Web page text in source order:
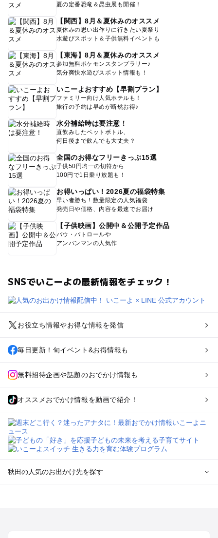
夏の定番恐竜＆昆虫展も開催！
【関西】8月＆夏休みのオススメ
夏休みの思い出作りに行きたい夏祭り
水遊びスポット＆子供無料イベントも
【東海】8月＆夏休みのオススメ
参加無料ポケモンスタンプラリー♪
気分爽快水遊びスポット情報も！
いこーよおすすめ【早割プラン】
ファミリー向け人気ホテルも！
旅行の予約は早めが断然お得♪
水分補給時は要注意！
直飲みしたペットボトル、
何日後まで飲んでも大丈夫？
全国のお得なフリーきっぷ15選
子供50円均一の切符から
100円で1日乗り放題も！
お得いっぱい！2026夏の福袋特集
早い者勝ち！数量限定の人気福袋
発売日や価格、内容を最速でお届け
【子供映画】公開中＆公開予定作品
パウ・パトロールや
アンパンマンの人気作
SNSでいこーよの最新情報をチェック！
お役立ち情報やお得な情報を発信
毎日更新！旬イベント&お得情報も
無料招待企画や話題のおでかけ情報も
オススメおでかけ情報を動画で紹介！
秋田の人気のお出かけ先を探す